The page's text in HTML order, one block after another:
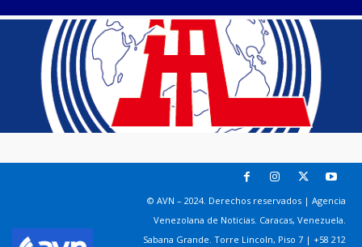
© AVN – 2024. Derechos reservados | Agencia
Venezolana de Noticias. Caracas, Venezuela.
Sabana Grande. Torre Lincoln, Piso 7 | +58 212